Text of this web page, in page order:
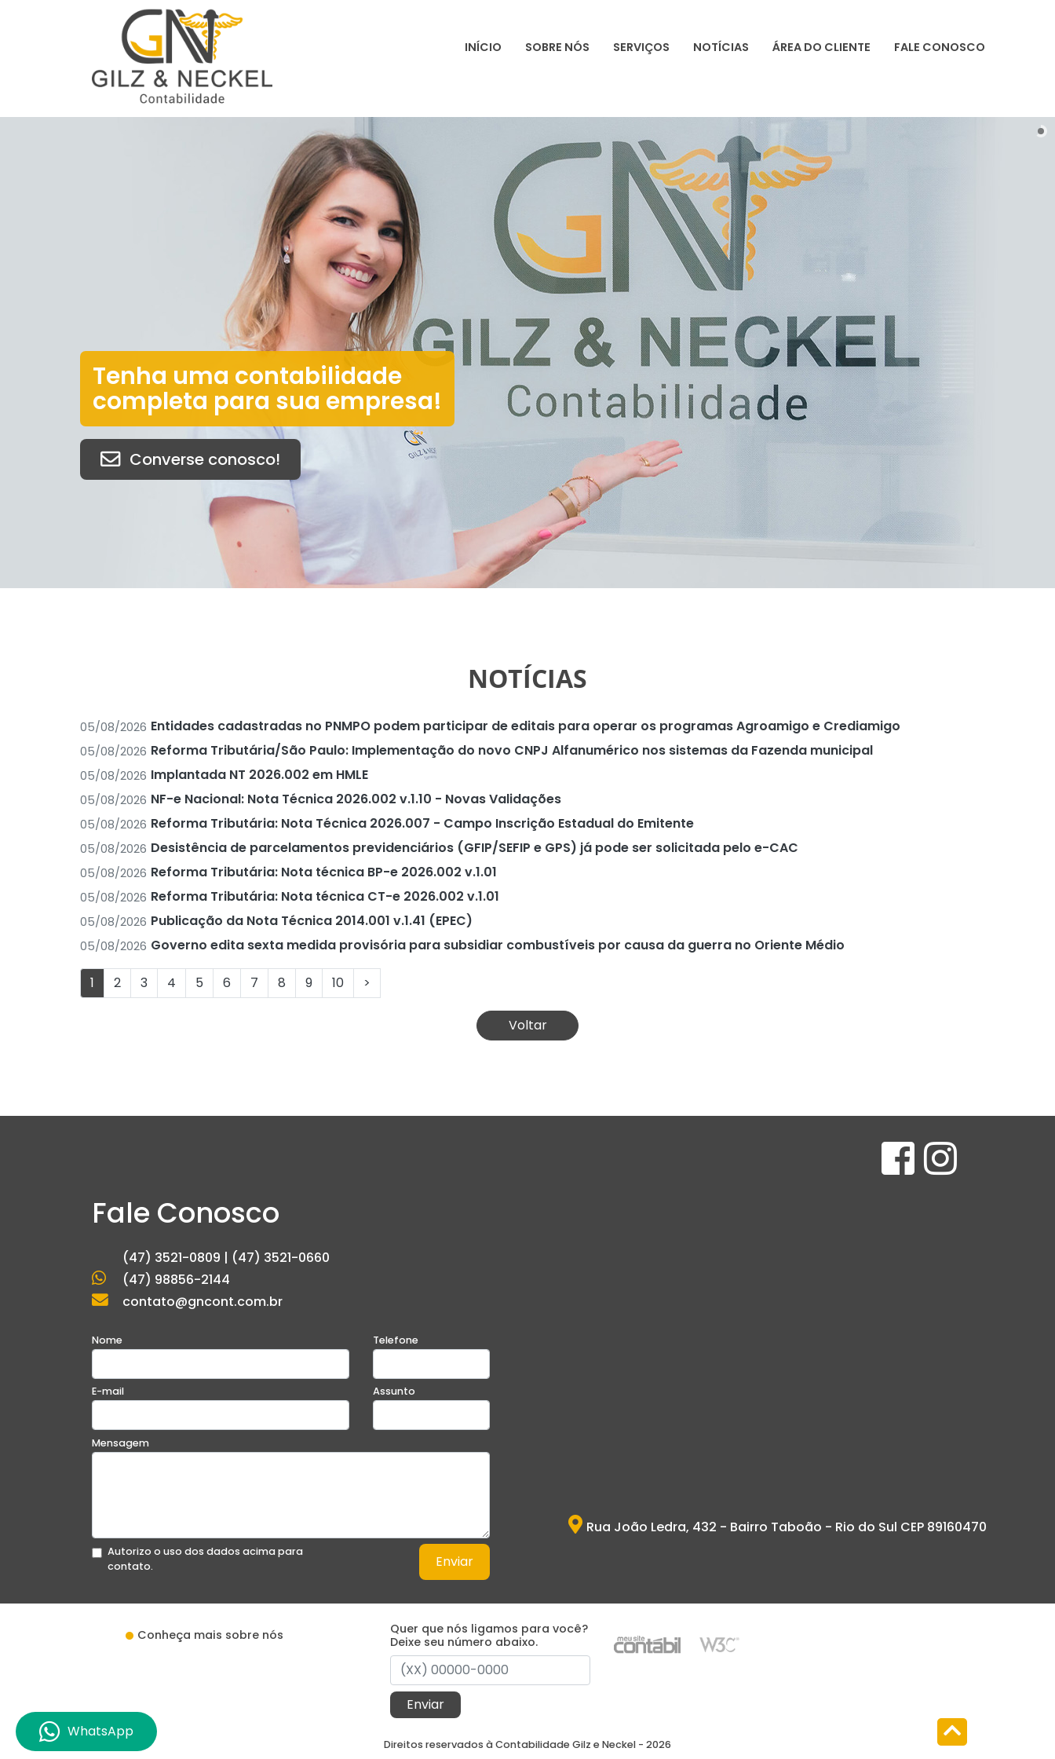
INÍCIO SOBRE NÓS SERVIÇOS NOTÍCIAS ÁREA DO CLIENTE FALE CONOSCO
Tenha uma contabilidade
completa para sua empresa!
Converse conosco!
NOTÍCIAS
05/08/2026 Entidades cadastradas no PNMPO podem participar de editais para operar os programas Agroamigo e Crediamigo
05/08/2026 Reforma Tributária/São Paulo: Implementação do novo CNPJ Alfanumérico nos sistemas da Fazenda municipal
05/08/2026 Implantada NT 2026.002 em HMLE
05/08/2026 NF-e Nacional: Nota Técnica 2026.002 v.1.10 - Novas Validações
05/08/2026 Reforma Tributária: Nota Técnica 2026.007 - Campo Inscrição Estadual do Emitente
05/08/2026 Desistência de parcelamentos previdenciários (GFIP/SEFIP e GPS) já pode ser solicitada pelo e-CAC
05/08/2026 Reforma Tributária: Nota técnica BP-e 2026.002 v.1.01
05/08/2026 Reforma Tributária: Nota técnica CT-e 2026.002 v.1.01
05/08/2026 Publicação da Nota Técnica 2014.001 v.1.41 (EPEC)
05/08/2026 Governo edita sexta medida provisória para subsidiar combustíveis por causa da guerra no Oriente Médio
1 2 3 4 5 6 7 8 9 10 >
Voltar
Fale Conosco
(47) 3521-0809 | (47) 3521-0660
(47) 98856-2144
contato@gncont.com.br
Nome Telefone
E-mail Assunto
Mensagem
Autorizo o uso dos dados acima para
contato.
Enviar
Rua João Ledra, 432 - Bairro Taboão - Rio do Sul CEP 89160470
Conheça mais sobre nós
Quer que nós ligamos para você?
Deixe seu número abaixo.
Enviar
Direitos reservados à Contabilidade Gilz e Neckel - 2026
WhatsApp